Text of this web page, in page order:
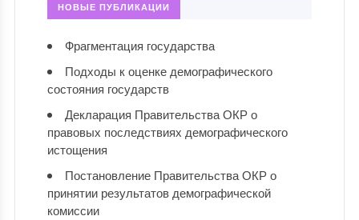
НОВЫЕ ПУБЛИКАЦИИ
Фрагментация государства
Подходы к оценке демографического
состояния государств
Декларация Правительства ОКР о
правовых последствиях демографического
истощения
Постановление Правительства ОКР о
принятии результатов демографической
комиссии